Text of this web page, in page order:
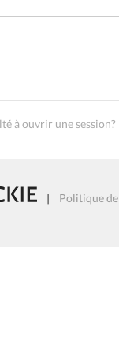
à ouvrir une session?
| Politique